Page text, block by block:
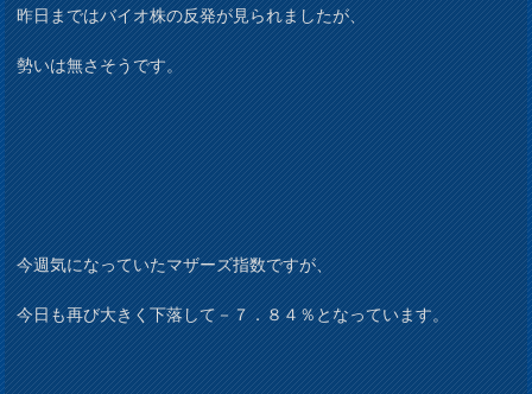
昨日まではバイオ株の反発が見られましたが、
勢いは無さそうです。
今週気になっていたマザーズ指数ですが、
今日も再び大きく下落して－７．８４％となっています。